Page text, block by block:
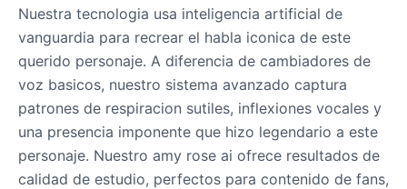
Nuestra tecnologia usa inteligencia artificial de
vanguardia para recrear el habla iconica de este
querido personaje. A diferencia de cambiadores de
voz basicos, nuestro sistema avanzado captura
patrones de respiracion sutiles, inflexiones vocales y
una presencia imponente que hizo legendario a este
personaje. Nuestro amy rose ai ofrece resultados de
calidad de estudio, perfectos para contenido de fans,